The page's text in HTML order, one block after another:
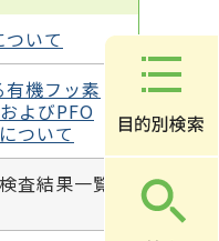
いて
機フッ素
よびPFO
ついて
査結果一覧